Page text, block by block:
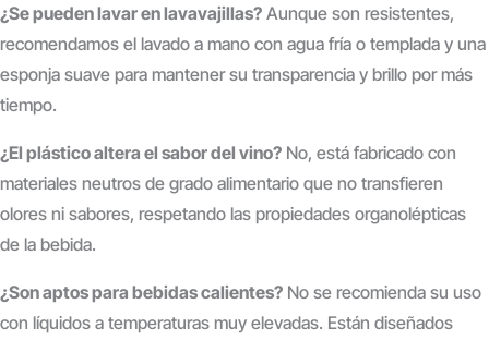
¿Se pueden lavar en lavavajillas? Aunque son resistentes,
recomendamos el lavado a mano con agua fría o templada y una
esponja suave para mantener su transparencia y brillo por más
tiempo.
¿El plástico altera el sabor del vino? No, está fabricado con
materiales neutros de grado alimentario que no transfieren
olores ni sabores, respetando las propiedades organolépticas
de la bebida.
¿Son aptos para bebidas calientes? No se recomienda su uso
con líquidos a temperaturas muy elevadas. Están diseñados